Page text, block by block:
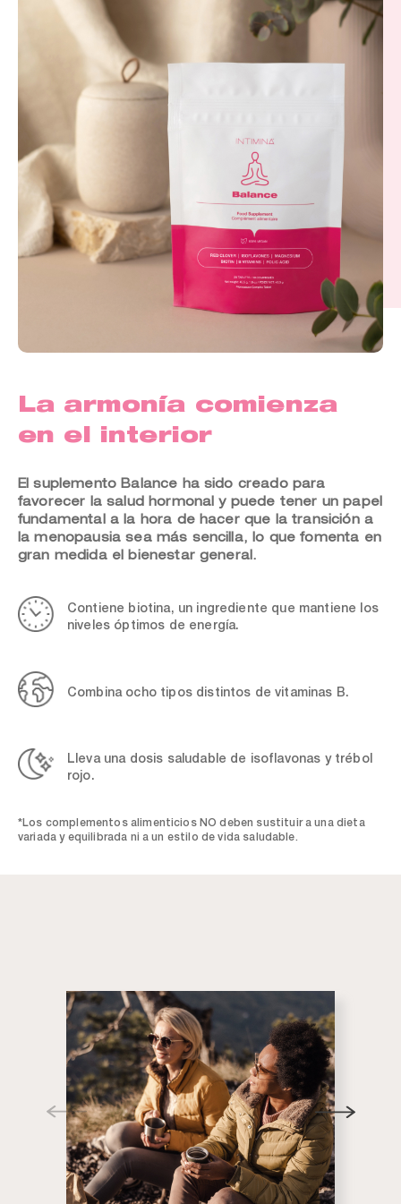
La armonía comienza
en el interior
El suplemento Balance ha sido creado para
favorecer la salud hormonal y puede tener un papel
fundamental a la hora de hacer que la transición a
la menopausia sea más sencilla, lo que fomenta en
gran medida el bienestar general.
Contiene biotina, un ingrediente que mantiene los
niveles óptimos de energía.
Combina ocho tipos distintos de vitaminas B.
Lleva una dosis saludable de isoflavonas y trébol
rojo.
*Los complementos alimenticios NO deben sustituir a una dieta
variada y equilibrada ni a un estilo de vida saludable.